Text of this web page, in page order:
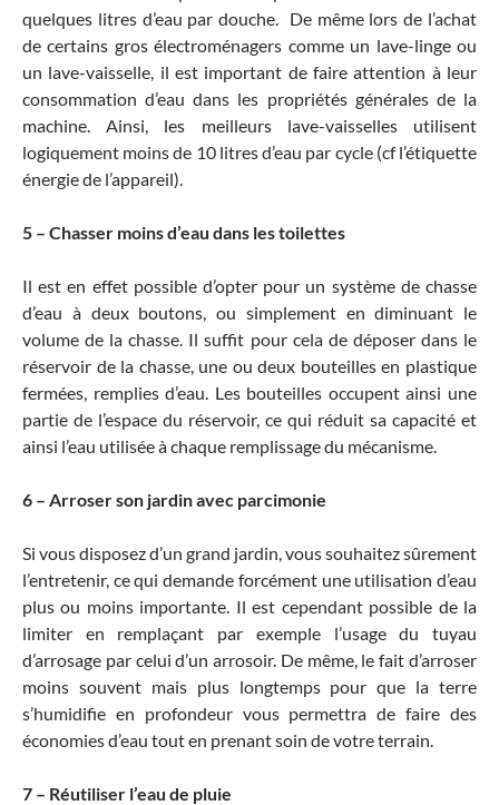
quelques litres d’eau par douche. De même lors de l’achat
de certains gros électroménagers comme un lave-linge ou
un lave-vaisselle, il est important de faire attention à leur
consommation d’eau dans les propriétés générales de la
machine. Ainsi, les meilleurs lave-vaisselles utilisent
logiquement moins de 10 litres d’eau par cycle (cf l’étiquette
énergie de l’appareil).
5 – Chasser moins d’eau dans les toilettes
Il est en effet possible d’opter pour un système de chasse
d’eau à deux boutons, ou simplement en diminuant le
volume de la chasse. Il suffit pour cela de déposer dans le
réservoir de la chasse, une ou deux bouteilles en plastique
fermées, remplies d’eau. Les bouteilles occupent ainsi une
partie de l’espace du réservoir, ce qui réduit sa capacité et
ainsi l’eau utilisée à chaque remplissage du mécanisme.
6 – Arroser son jardin avec parcimonie
Si vous disposez d’un grand jardin, vous souhaitez sûrement
l’entretenir, ce qui demande forcément une utilisation d’eau
plus ou moins importante. Il est cependant possible de la
limiter en remplaçant par exemple l’usage du tuyau
d’arrosage par celui d’un arrosoir. De même, le fait d’arroser
moins souvent mais plus longtemps pour que la terre
s’humidifie en profondeur vous permettra de faire des
économies d’eau tout en prenant soin de votre terrain.
7 – Réutiliser l’eau de pluie